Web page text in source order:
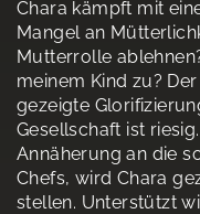
Chara kämpft mit
Mangel an
Mutterrolle
meinem Kind zu?
gezeigte
Gesellschaft ist
Annäherung an die
Chefs, wird Chara
stellen. Unterstützt